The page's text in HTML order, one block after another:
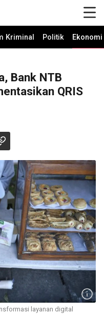
Kriminal Politik
Bank NTB
QRIS
layanan digital